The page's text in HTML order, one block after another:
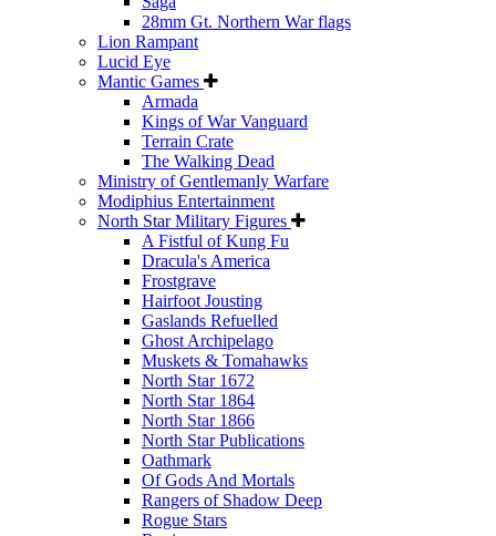
28mm Gt. Northern War flags
Lion Rampant
Lucid Eye
Mantic Games
Armada
Kings of War Vanguard
Terrain Crate
The Walking Dead
Ministry of Gentlemanly Warfare
Modiphius Entertainment
North Star Military Figures
A Fistful of Kung Fu
Dracula's America
Frostgrave
Hairfoot Jousting
Gaslands Refuelled
Ghost Archipelago
Muskets & Tomahawks
North Star 1672
North Star 1864
North Star 1866
North Star Publications
Oathmark
Of Gods And Mortals
Rangers of Shadow Deep
Rogue Stars